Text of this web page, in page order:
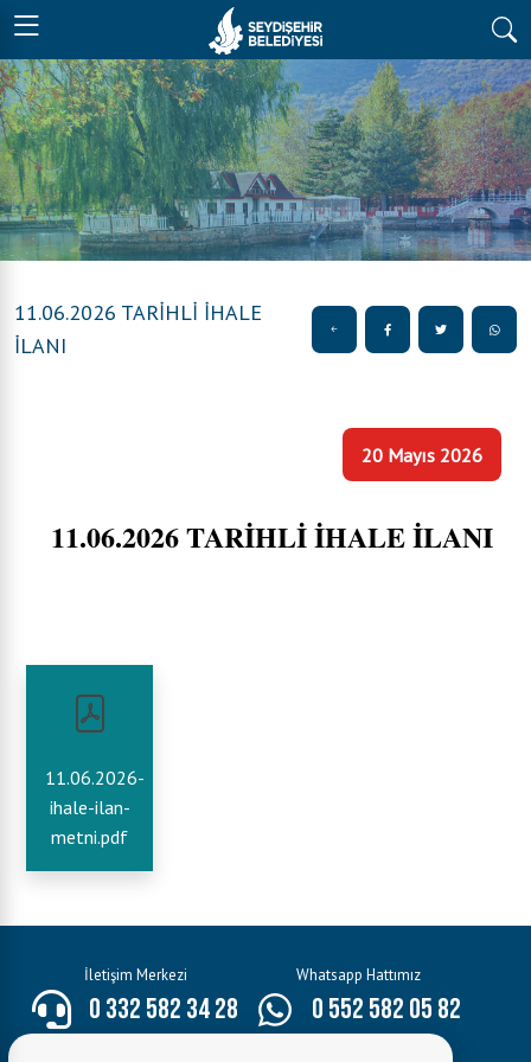
11.06.2026 TARİHLİ İHALE
İLANI
20 Mayıs 2026
11.06.2026 TARİHLİ İHALE İLANI
11.06.2026-
ihale-ilan-
metni.pdf
İletişim Merkezi
0 332 582 34 28
Whatsapp Hattımız
0 552 582 05 82